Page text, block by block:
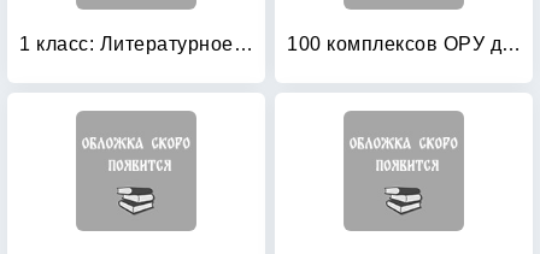
1 класс: Литературное чтение. Методические рекомендации. ФГОС 100 комплексов ОРУ для младших дошкольников с использованием стандартного и нестандартного оборудования